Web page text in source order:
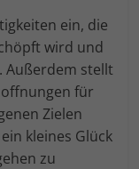
ein, die
wird und
Außerdem stellt
für
Zielen
kleines Glück
zu
An
Plattformen
von
der Zugriff auf
mehr.